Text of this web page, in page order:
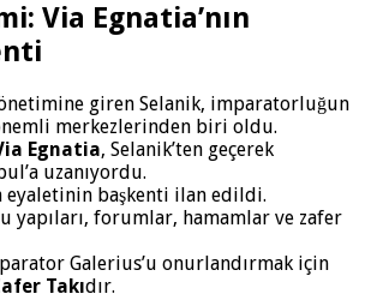
Via Egnatia’nın
giren Selanik, imparatorluğun
merkezlerinden biri oldu.
Egnatia, Selanik’ten geçerek
uzanıyordu.
eyaletinin başkenti ilan edildi.
yapıları, forumlar, hamamlar ve zafer
Galerius’u onurlandırmak için
Takıdır.